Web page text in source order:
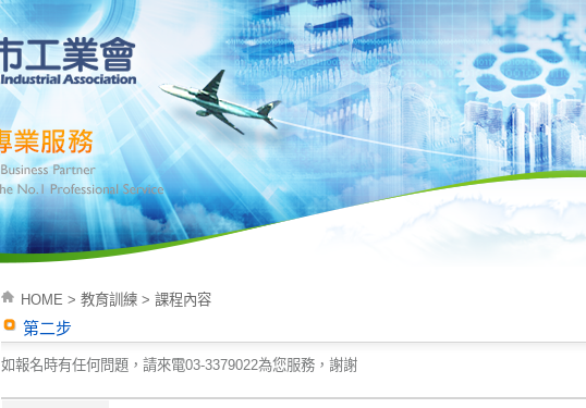
HOME > 教育訓練 > 課程內容
第二步
如報名時有任何問題，請來電03-3379022為您服務，謝謝